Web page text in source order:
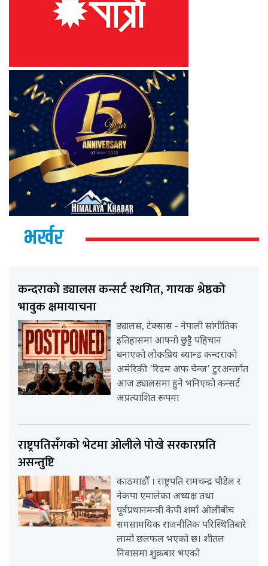
भर्खर
कन्दराको ड्यालस कन्सर्ट स्थगित, गायक श्रेष्ठको
भावुक क्षमायाचना
ड्यालस, टेक्सास - नेपाली सांगीतिक
इतिहासमा आफ्नो छुट्टै पहिचान
बनाएको लोकप्रिय ब्यान्ड कन्दराको
अमेरिकी ‘रिदम अफ चेन्ज’ टुरअन्तर्गत
आज ड्यालसमा हुने भनिएको कन्सर्ट
अप्रत्याशित रूपमा
राष्ट्रपतिसँगको भेटमा ओलीले पोखे सरकारप्रति
असन्तुष्टि
काठमाडौँ । राष्ट्रपति रामचन्द्र पौडेल र
नेकपा एमालेका अध्यक्ष तथा
पूर्वप्रधानमन्त्री केपी शर्मा ओलीबीच
समसामयिक राजनीतिक परिस्थितिबारे
लामो छलफल भएको छ। शीतल
निवासमा शुक्रबार भएको